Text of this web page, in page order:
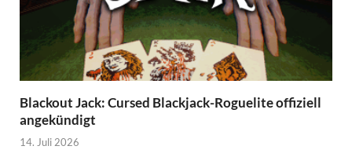
Blackout Jack: Cursed Blackjack-Roguelite offiziell
angekündigt
14. Juli 2026